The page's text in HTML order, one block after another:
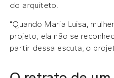
do arquiteto.
“Quando Maria Luisa,
projeto, ela não se
partir dessa escuta, o